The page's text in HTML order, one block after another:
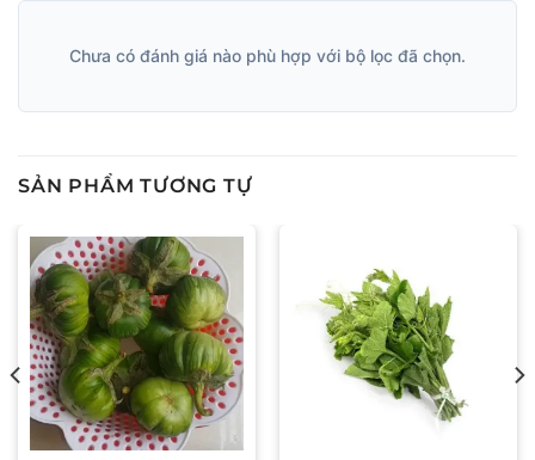
Chưa có đánh giá nào phù hợp với bộ lọc đã chọn.
SẢN PHẨM TƯƠNG TỰ